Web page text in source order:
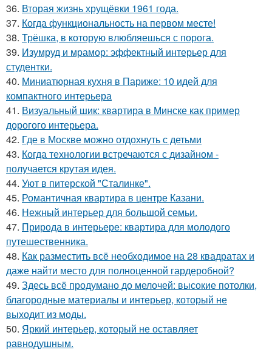
36. Вторая жизнь хрущёвки 1961 года.
37. Когда функциональность на первом месте!
38. Трёшка, в которую влюбляешься с порога.
39. Изумруд и мрамор: эффектный интерьер для
студентки.
40. Миниатюрная кухня в Париже: 10 идей для
компактного интерьера
41. Визуальный шик: квартира в Минске как пример
дорогого интерьера.
42. Где в Москве можно отдохнуть с детьми
43. Когда технологии встречаются с дизайном -
получается крутая идея.
44. Уют в питерской "Сталинке".
45. Романтичная квартира в центре Казани.
46. Нежный интерьер для большой семьи.
47. Природа в интерьере: квартира для молодого
путешественника.
48. Как разместить всё необходимое на 28 квадратах и
даже найти место для полноценной гардеробной?
49. Здесь всё продумано до мелочей: высокие потолки,
благородные материалы и интерьер, который не
выходит из моды.
50. Яркий интерьер, который не оставляет
равнодушным.